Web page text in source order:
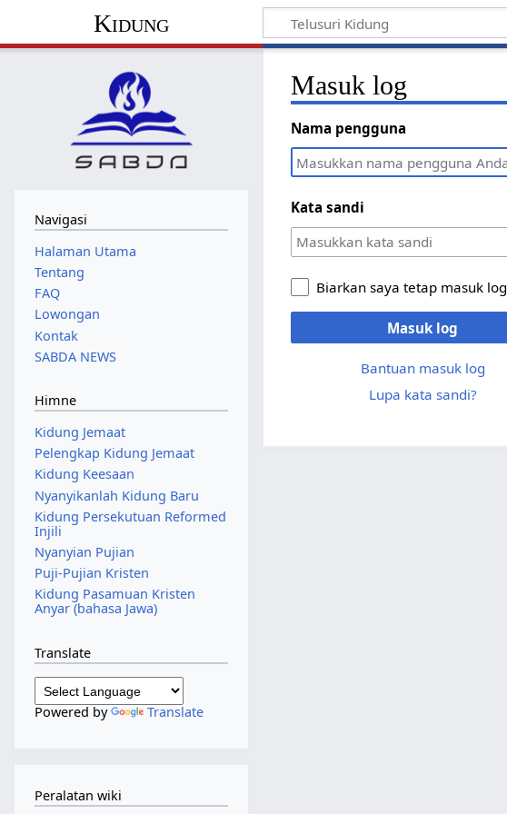
Kidung
Masuk log
Nama pengguna
Kata sandi
Biarkan saya tetap masuk log
Masuk log
Bantuan masuk log
Lupa kata sandi?
Navigasi
Halaman Utama
Tentang
FAQ
Lowongan
Kontak
SABDA NEWS
Himne
Kidung Jemaat
Pelengkap Kidung Jemaat
Kidung Keesaan
Nyanyikanlah Kidung Baru
Kidung Persekutuan Reformed
Injili
Nyanyian Pujian
Puji-Pujian Kristen
Kidung Pasamuan Kristen
Anyar (bahasa Jawa)
Translate
Powered by Translate
Peralatan wiki